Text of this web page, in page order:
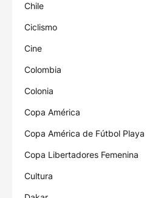
Chile
Ciclismo
Cine
Colombia
Colonia
Copa América
Copa América de Fútbol Playa
Copa Libertadores Femenina
Cultura